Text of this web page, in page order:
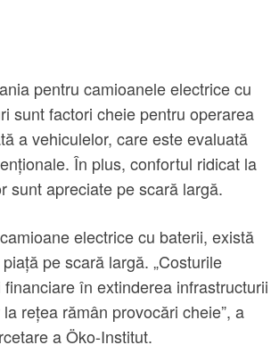
pentru camioanele electrice cu
sunt factori cheie pentru operarea
a vehiculelor, care este evaluată
În plus, confortul ridicat la
sunt apreciate pe scară largă.
electrice cu baterii, există
pe scară largă. „Costurile
în extinderea infrastructurii
rețea rămân provocări cheie”, a
a Öko-Institut.